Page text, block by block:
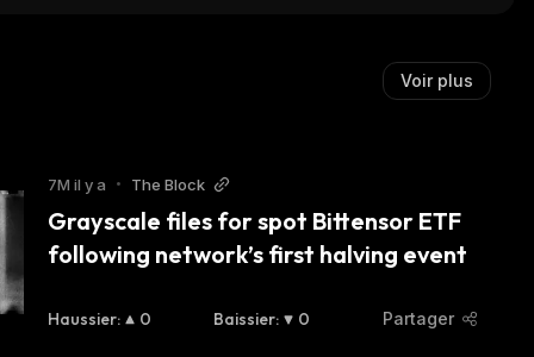
Voir plus
7M il y a • The Block
Grayscale files for spot Bittensor ETF
following network’s first halving event
Haussier: 0 Baissier: 0 Partager